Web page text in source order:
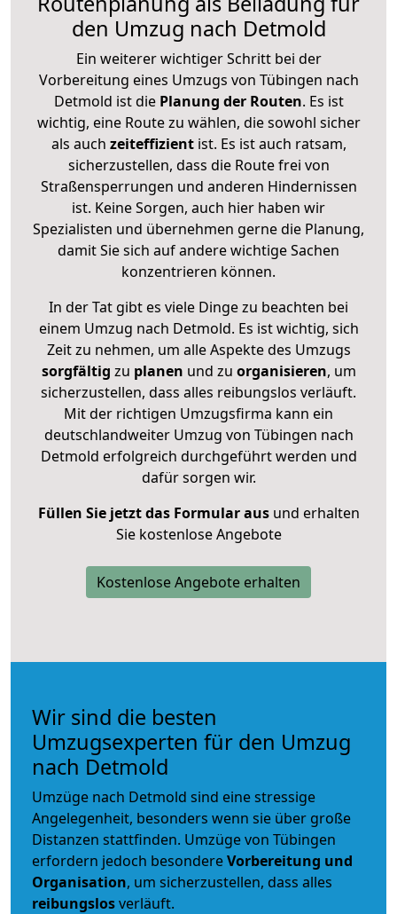
den Umzug nach Detmold
Ein weiterer wichtiger Schritt bei der
Vorbereitung eines Umzugs von Tübingen nach
Detmold ist diePlanung der Routen. Es ist
wichtig, eine Route zu wählen, die sowohl sicher
als auch zeiteffizientist. Es ist auch ratsam,
sicherzustellen, dass die Route frei von
Straßensperrungen und anderen Hindernissen
ist. Keine Sorgen, auch hier haben wir
Spezialisten und übernehmen gerne die Planung,
damit Sie sich auf andere wichtige Sachen
konzentrieren können.
In der Tat gibt es viele Dinge zu beachten bei
einem Umzug nach Detmold. Es ist wichtig, sich
Zeit zu nehmen, um alle Aspekte des Umzugs
sorgfältig zu planen und zu organisieren, um
sicherzustellen, dass alles reibungslos verläuft.
Mit der richtigen Umzugsfirma kann ein
deutschlandweiter Umzug von Tübingen nach
Detmold erfolgreich durchgeführt werden und
dafür sorgen wir.
Füllen Sie jetzt das Formular ausund erhalten
Sie kostenlose Angebote
Kostenlose Angebote erhalten
Wir sind die besten
Umzugsexperten für den Umzug
nach Detmold
Umzüge nach Detmold sind eine stressige
Angelegenheit, besonders wenn sie über große
Distanzen stattfinden. Umzüge von Tübingen
erfordern jedoch besondereVorbereitung und
Organisation, um sicherzustellen, dass alles
reibungslosverläuft.